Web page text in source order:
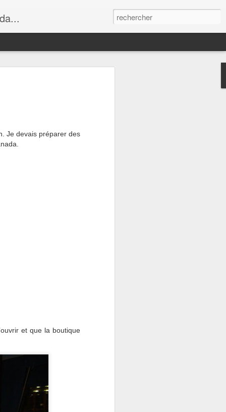
Je devais préparer des
et que la boutique